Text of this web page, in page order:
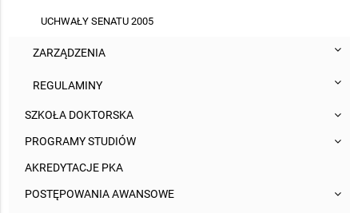
UCHWAŁY SENATU 2005
ZARZĄDZENIA
REGULAMINY
SZKOŁA DOKTORSKA
PROGRAMY STUDIÓW
AKREDYTACJE PKA
POSTĘPOWANIA AWANSOWE